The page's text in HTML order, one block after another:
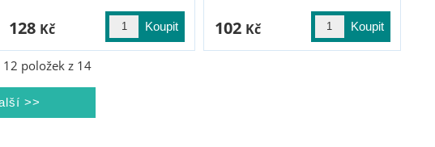
128 Kč 102 Kč
12 položek z 14